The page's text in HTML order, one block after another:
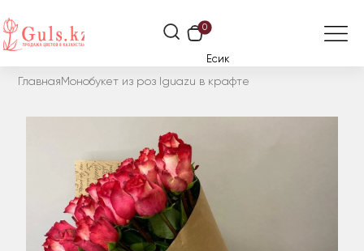
0
Есик
Главная Монобукет из роз Iguazu в крафте